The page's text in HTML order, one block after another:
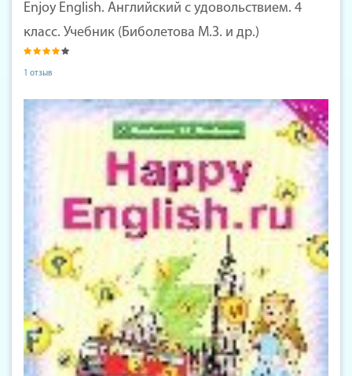
Enjoy English. Английский с удовольствием. 4
класс. Учебник (Биболетова М.З. и др.)
1 отзыв